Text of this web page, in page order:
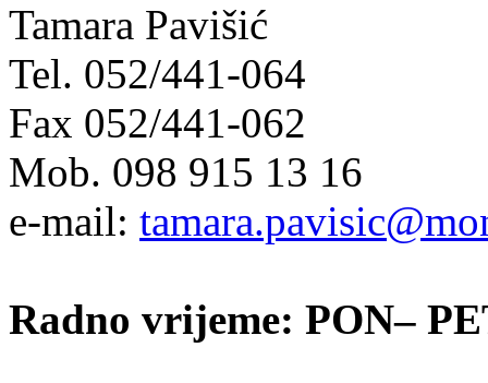
Tamara Pavišić
Tel. 052/441-064
Fax 052/441-062
Mob. 098 915 13 16
e-mail:
Radno vrijeme: PON–